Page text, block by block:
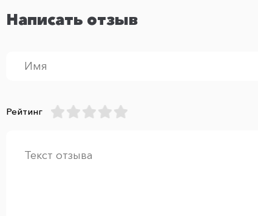
Написать отзыв
Рейтинг